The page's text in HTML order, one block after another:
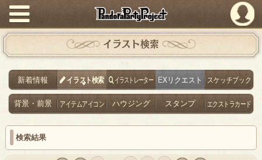
PandoraPartyProject
イラスト検索
新着情報 イラスト検索 イラストレーター EXリクエスト スケッチブック
背景・前景 アイテムアイコン ハウジング スタンプ エクストラカード
検索結果